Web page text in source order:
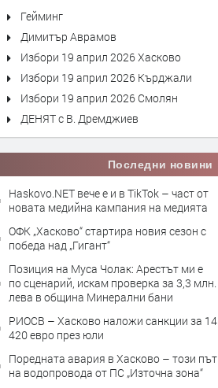
Гейминг
Димитър Аврамов
Избори 19 април 2026 Хасково
Избори 19 април 2026 Кърджали
Избори 19 април 2026 Смолян
ДЕНЯТ с В. Дремджиев
Последни новини
Haskovo.NET вече е и в TikTok – част от
новата медийна кампания на медията
ОФК „Хасково“ стартира новия сезон с
победа над „Гигант“
Позиция на Муса Чолак: Арестът ми е
по сценарий, искам проверка за 3,3 млн.
лева в община Минерални бани
РИОСВ – Хасково наложи санкции за 14
420 евро през юли
Поредната авария в Хасково – този път
на водопровода от ПС „Източна зона“